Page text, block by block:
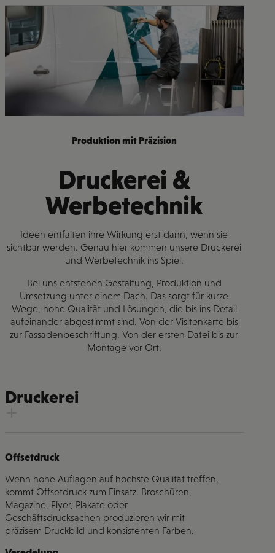
Produktion mit Präzision
Druckerei &
Werbetechnik
Ideen entfalten ihre Wirkung erst dann, wenn sie
sichtbar werden. Genau hier kommen unsere Druckerei
und Werbetechnik ins Spiel.
Bei uns entstehen Gestaltung, Produktion und
Umsetzung unter einem Dach. Das sorgt für kurze
Wege, hohe Qualität und Lösungen, die bis ins Detail
aufeinander abgestimmt sind. Von der Visitenkarte bis
zur Fassadenbeschriftung. Von der ersten Datei bis zur
Montage vor Ort.
Druckerei
Offsetdruck
Wenn hohe Auflagen auf höchste Qualität treffen,
kommt Offsetdruck zum Einsatz. Broschüren,
Magazine, Flyer, Plakate oder
Geschäftsdrucksachen produzieren wir mit
präzisem Druckbild und konsistenten Farben.